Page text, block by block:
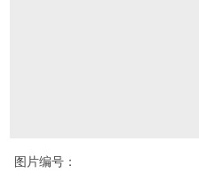
图片编号：